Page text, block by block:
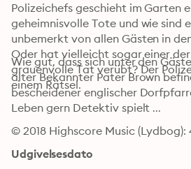
Polizeichefs geschieht im Garten
geheimnisvolle Tote und wie sind
unbemerkt von allen Gästen in
Oder hat vielleicht sogar einer
grauenvolle Tat verübt? Der
einem Rätsel.
Wie gut, dass sich unter den
alter Bekannter Pater Brown
bescheidener englischer
Leben gern Detektiv spielt ...
© 2018 Highscore Music (Lydbog):
Udgivelsesdato